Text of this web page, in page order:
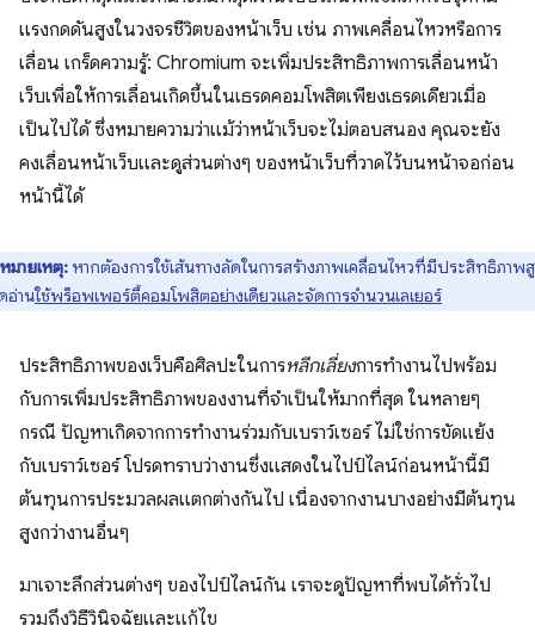
แรงกดดันสูงในวงจรชีวิตของหน้าเว็บ เช่น ภาพเคลื่อนไหวหรือการ
เลื่อน เกร็ดความรู้: Chromium จะเพิ่มประสิทธิภาพการเลื่อนหน้า
เว็บเพื่อให้การเลื่อนเกิดขึ้นในเธรดคอมโพสิตเพียงเธรดเดียวเมื่อ
เป็นไปได้ ซึ่งหมายความว่าแม้ว่าหน้าเว็บจะไม่ตอบสนอง คุณจะยัง
คงเลื่อนหน้าเว็บและดูส่วนต่างๆ ของหน้าเว็บที่วาดไว้บนหน้าจอก่อน
หน้านี้ได้
หมายเหตุ: หากต้องการใช้เส้นทางลัดในการสร้างภาพเคลื่อนไหวที่มีประสิทธิภาพ
อ่านใช้พร็อพเพอร์ตี้คอมโพสิตอย่างเดียวและจัดการจำนวนเลเยอร์
ประสิทธิภาพของเว็บคือศิลปะในการหลีกเลี่ยงการทำงานไปพร้อม
กับการเพิ่มประสิทธิภาพของงานที่จำเป็นให้มากที่สุด ในหลายๆ
กรณี ปัญหาเกิดจากการทำงานร่วมกับเบราว์เซอร์ ไม่ใช่การขัดแย้ง
กับเบราว์เซอร์ โปรดทราบว่างานซึ่งแสดงในไปป์ไลน์ก่อนหน้านี้มี
ต้นทุนการประมวลผลแตกต่างกันไป เนื่องจากงานบางอย่างมีต้นทุน
สูงกว่างานอื่นๆ
มาเจาะลึกส่วนต่างๆ ของไปป์ไลน์กัน เราจะดูปัญหาที่พบได้ทั่วไป
รวมถึงวิธีวินิจฉัยและแก้ไข